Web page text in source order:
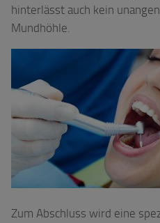
hinterlässt auch kein
Mundhöhle.
Zum Abschluss wird eine